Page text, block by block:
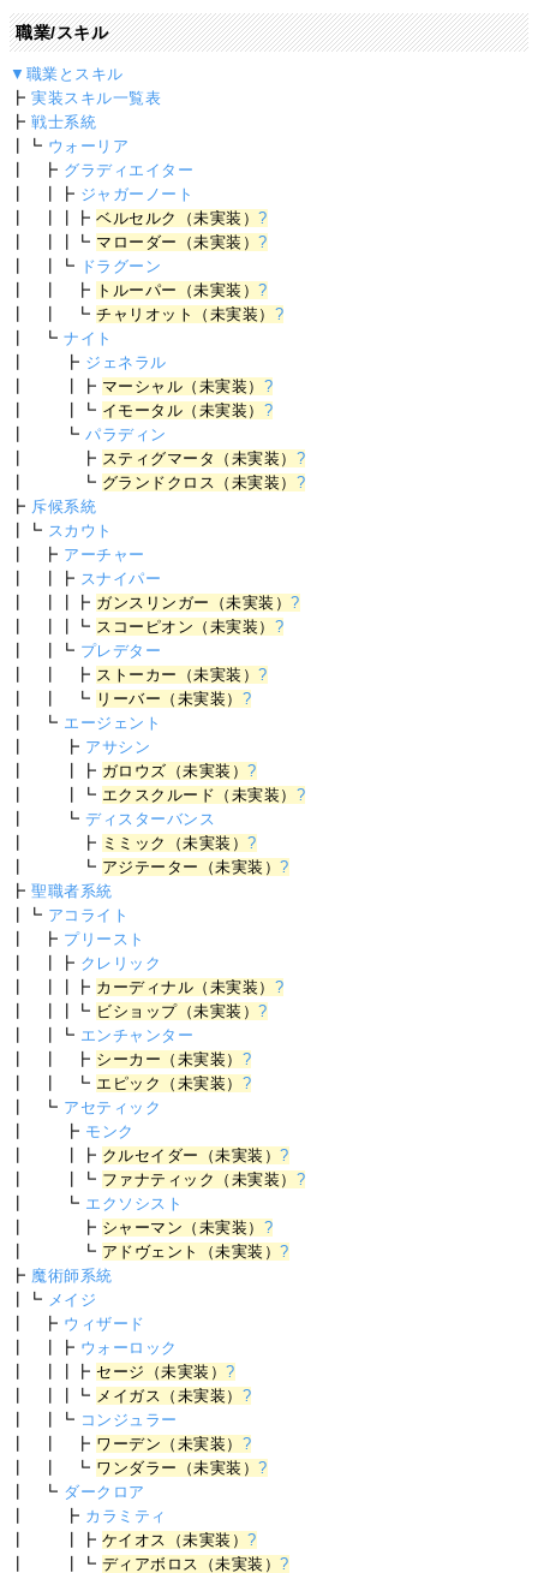
職業/スキル
▼職業とスキル
┣実装スキル一覧表
┣戦士系統
┃┗ ウォーリア
┃ ┣ グラディエイター
┃ ┃┣ ジャガーノート
┃ ┃┃┣ベルセルク（未実装）?
┃ ┃┃┗ マローダー（未実装）?
┃ ┃┗ ドラグーン
┃ ┃ ┣ トルーパー（未実装）?
┃ ┃ ┗チャリオット（未実装） ?
┃ ┗ナイト
┃ ┣ ジェネラル
┃ ┃┣ マーシャル（未実装） ?
┃ ┃┗ イモータル（未実装） ?
┃ ┗パラディン
┃ ┣ スティグマータ（未実装） ?
┃ ┗ グランドクロス（未実装） ?
┣ 斥候系統
┃┗ スカウト
┃ ┣ アーチャー
┃ ┃┣ スナイパー
┃ ┃┃┣ ガンスリンガー（未実装）?
┃ ┃┃┗ スコーピオン（未実装） ?
┃ ┃┗ プレデター
┃ ┃ ┣ ストーカー（未実装）?
┃ ┃ ┗ リーバー（未実装） ?
┃ ┗ エージェント
┃ ┣ アサシン
┃ ┃┣ ガロウズ（未実装）?
┃ ┃┗ エクスクルード（未実装） ?
┃ ┗ディスターバンス
┃ ┣ ミミック（未実装）?
┃ ┗ アジテーター（未実装）?
┣聖職者系統
┃┗ アコライト
┃ ┣ プリースト
┃ ┃┣ クレリック
┃ ┃┃┣ カーディナル（未実装） ?
┃ ┃┃┗ ビショップ（未実装）?
┃ ┃┗ エンチャンター
┃ ┃ ┣ シーカー（未実装） ?
┃ ┃ ┗ エピック（未実装） ?
┃ ┗ アセティック
┃ ┣ モンク
┃ ┃┣ クルセイダー（未実装）?
┃ ┃┗ ファナティック（未実装） ?
┃ ┗ エクソシスト
┃ ┣ シャーマン（未実装） ?
┃ ┗ アドヴェント（未実装）?
┣ 魔術師系統
┃┗ メイジ
┃ ┣ ウィザード
┃ ┃┣ ウォーロック
┃ ┃┃┣ セージ（未実装）?
┃ ┃┃┗ メイガス（未実装） ?
┃ ┃┗ コンジュラー
┃ ┃ ┣ ワーデン（未実装） ?
┃ ┃ ┗ ワンダラー（未実装）?
┃ ┗ ダークロア
┃ ┣ カラミティ
┃ ┃┣ ケイオス（未実装）?
┃ ┃┗ ディアボロス（未実装）?